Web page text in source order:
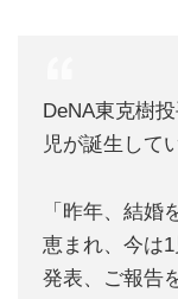
DeNA東克樹
児が誕生して
「昨年、結婚
恵まれ、今は1
発表、ご報告